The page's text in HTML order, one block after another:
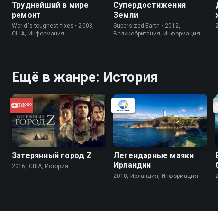
Труднейший в мире
ремонт
World's toughest fixes • 2008,
США, Информация
Супердостижения
Земли
Supersized Earth • 2012,
Великобритания, Информация
Ещё в жанре: История
Затерянный город Z
2016, США, История
Легендарные маяки
Ирландии
2018, Ирландия, Информация